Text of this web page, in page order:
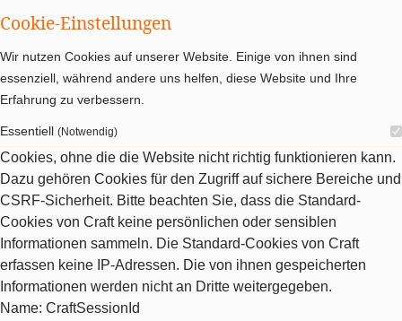
Cookie-Einstellungen
Wir nutzen Cookies auf unserer Website. Einige von ihnen sind
essenziell, während andere uns helfen, diese Website und Ihre
Erfahrung zu verbessern.
Essentiell (Notwendig)
Cookies, ohne die die Website nicht richtig funktionieren kann.
Dazu gehören Cookies für den Zugriff auf sichere Bereiche und
CSRF-Sicherheit. Bitte beachten Sie, dass die Standard-
Cookies von Craft keine persönlichen oder sensiblen
Informationen sammeln. Die Standard-Cookies von Craft
erfassen keine IP-Adressen. Die von ihnen gespeicherten
Informationen werden nicht an Dritte weitergegeben.
Name: CraftSessionId